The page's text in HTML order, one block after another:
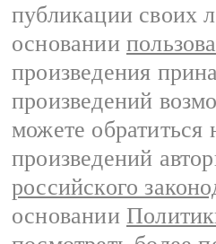
публикации своих
основании
произведения
произведений
можете обратиться
произведений
российского
основании